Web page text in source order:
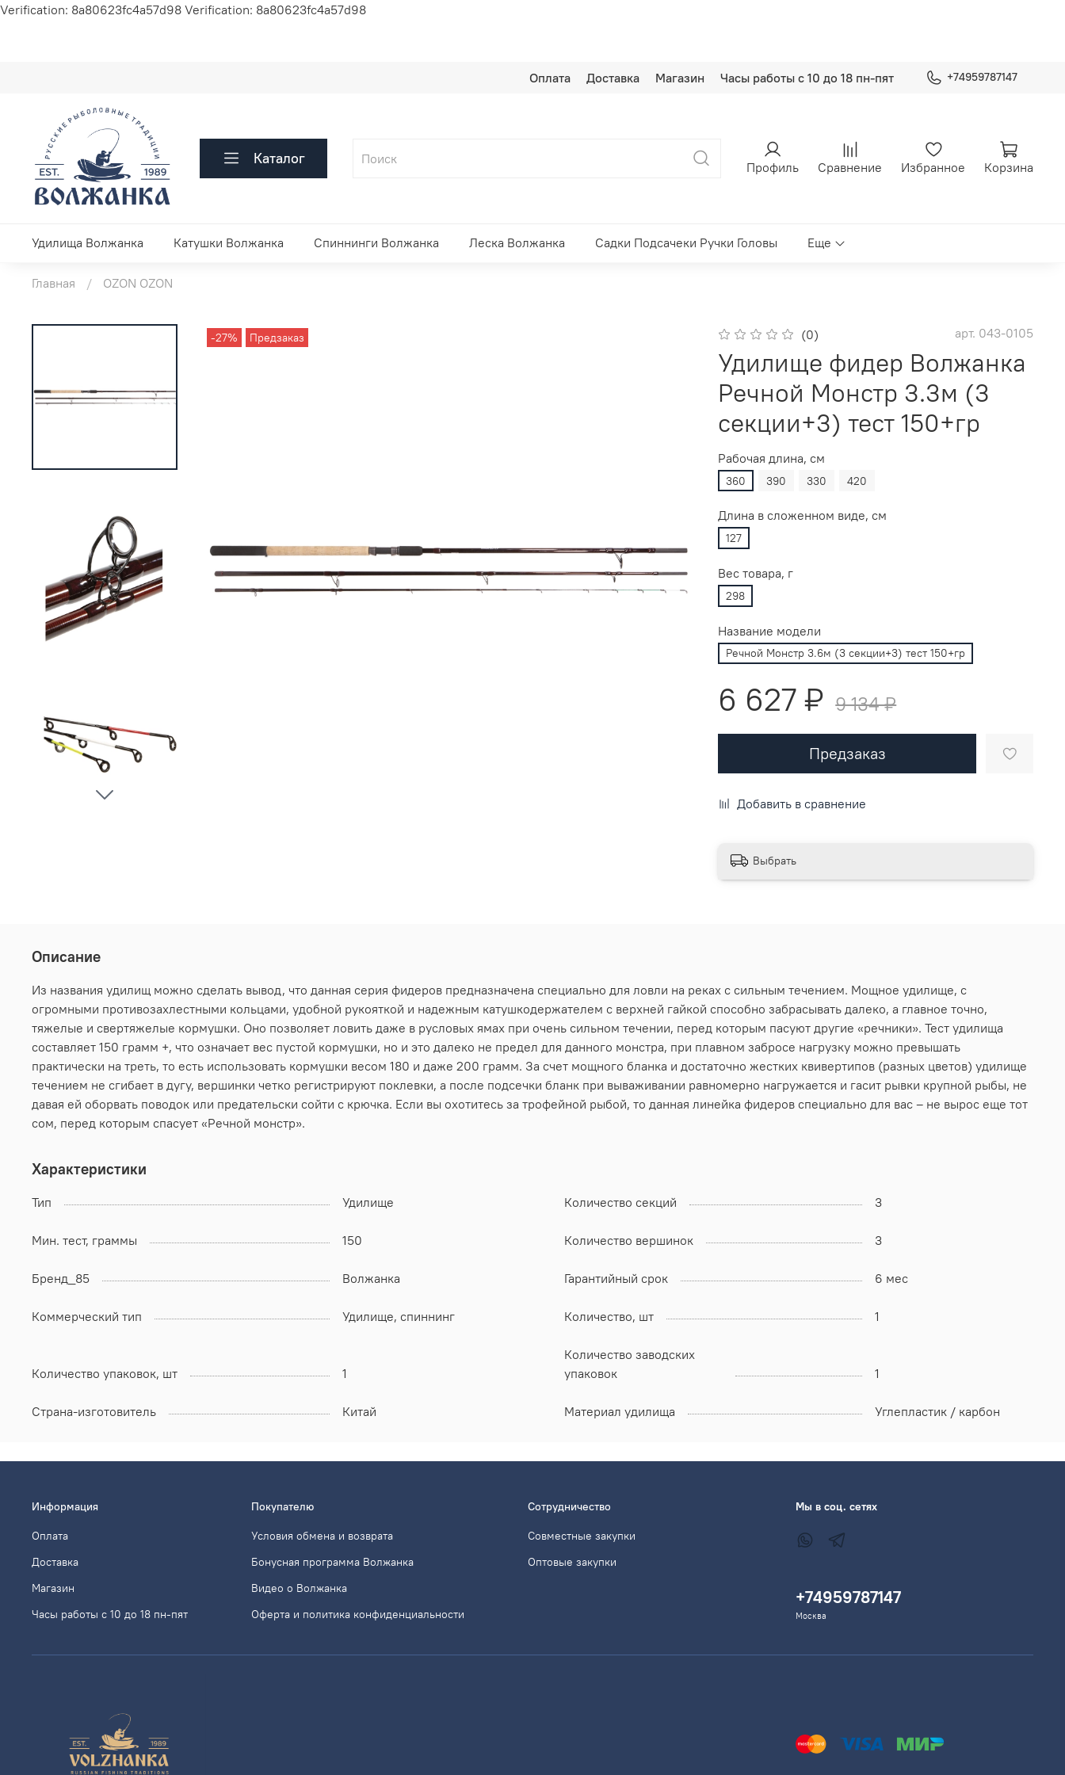
Verification: 8a80623fc4a57d98 Verification: 8a80623fc4a57d98
Оплата Доставка Магазин Часы работы с 10 до 18 пн-пят +74959787147
Каталог Профиль Сравнение Избранное Корзина
Удилища Волжанка Катушки Волжанка Спиннинги Волжанка Леска Волжанка Садки Подсачеки Ручки Головы Еще
Главная OZON OZON
-27% Предзаказ (0) арт. 043-0105
Удилище фидер Волжанка
Речной Монстр 3.3м (3
секции+3) тест 150+гр
Рабочая длина, см
360 390 330 420
Длина в сложенном виде, см
127
Вес товара, г
298
Название модели
Речной Монстр 3.6м (3 секции+3) тест 150+гр
6 627 ₽ 9 134 ₽
Предзаказ
Добавить в сравнение
Выбрать
Описание
Из названия удилищ можно сделать вывод, что данная серия фидеров предназначена специально для ловли на реках с сильным течением. Мощное удилище, с
огромными противозахлестными кольцами, удобной рукояткой и надежным катушкодержателем с верхней гайкой способно забрасывать далеко, а главное точно,
тяжелые и свертяжелые кормушки. Оно позволяет ловить даже в русловых ямах при очень сильном течении, перед которым пасуют другие «речники». Тест удилища
составляет 150 грамм +, что означает вес пустой кормушки, но и это далеко не предел для данного монстра, при плавном забросе нагрузку можно превышать
практически на треть, то есть использовать кормушки весом 180 и даже 200 грамм. За счет мощного бланка и достаточно жестких квивертипов (разных цветов) удилище
течением не сгибает в дугу, вершинки четко регистрируют поклевки, а после подсечки бланк при вываживании равномерно нагружается и гасит рывки крупной рыбы, не
давая ей оборвать поводок или предательски сойти с крючка. Если вы охотитесь за трофейной рыбой, то данная линейка фидеров специально для вас – не вырос еще тот
сом, перед которым спасует «Речной монстр».
Характеристики
Тип Удилище Количество секций 3
Мин. тест, граммы 150 Количество вершинок 3
Бренд_85 Волжанка Гарантийный срок 6 мес
Коммерческий тип Удилище, спиннинг Количество, шт 1
Количество упаковок, шт 1
Количество заводских
упаковок
1
Страна-изготовитель Китай Материал удилища Углепластик / карбон
Информация
Оплата
Доставка
Магазин
Часы работы с 10 до 18 пн-пят
Покупателю
Условия обмена и возврата
Бонусная программа Волжанка
Видео о Волжанка
Оферта и политика конфиденциальности
Сотрудничество
Совместные закупки
Оптовые закупки
Мы в соц. сетях
+74959787147
Москва